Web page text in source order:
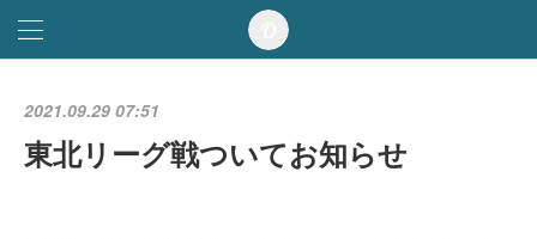
2021.09.29 07:51
東北リーグ戦ついてお知らせ